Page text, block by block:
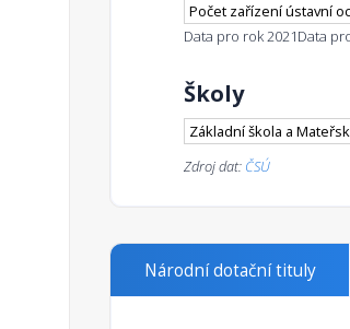
Počet zařízení ústavní
Data pro rok 2021Data
Školy
Základní škola a
Zdroj dat: ČSÚ
Národní dotační tituly